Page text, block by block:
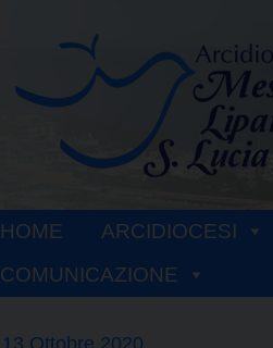
HOME ARCIDIOCESI
COMUNICAZIONE
13 Ottobre 2020